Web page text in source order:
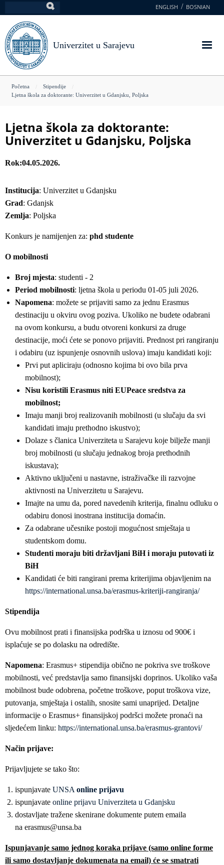
na
glavni
sadržaj
ENGLISH BOSNIAN
Univerzitet u Sarajevu
You
Početna
Stipendije
Ljetna škola za doktorante: Univerzitet u Gdanjsku, Poljska
Ljetna škola za doktorante:
Univerzitet u Gdanjsku, Poljska
Rok 04.05.2026.
Institucija: Univerzitet u Gdanjsku
Grad: Gdanjsk
Zemlja: Poljska
Konkurs je namijenjen za: phd studente
O mobilnosti
Broj mjesta: studenti - 2
Period mobilnosti: ljetna škola u periodu 01-05 juli 2026.
Napomena: možete se prijaviti samo za jednu Erasmus
destinaciju u okviru ovog poziva. Ukoliko ne budete odabrani
na ovom konkursu, a budu otvoreni konkursi za druge
destinacije, moći ćete se ponovo prijaviti. Prednost pri rangiranju
i odabiru (uz ispunjenje osnovnih uslova) imaju kandidati koji:
Prvi put apliciraju (odnosno kojima bi ovo bila prva
mobilnost);
Nisu koristili Erasmus niti EUPeace sredstva za
mobilnost;
Imaju manji broj realizovanih mobilnosti (u slučaju da svi
kandidati imaju prethodno iskustvo);
Dolaze s članica Univerziteta u Sarajevu koje bilježe manji
broj mobilnosti (u slučaju jednakog broja prethodnih
iskustava);
Aktivno uključeni u nastavne, istraživačke ili razvojne
aktivnosti na Univerzitetu u Sarajevu.
Imajte na umu da, pored navedenih kriterija, finalnu odluku o
odabiru donosi inostrana institucija domaćin.
Za odabrane učesnike postoji mogućnost smještaja u
studentskom domu.
Studenti moraju biti državljani BiH i moraju putovati iz
BiH
Kandidati će biti rangirani prema kriterijima objavljenim na
https://international.unsa.ba/erasmus-kriteriji-rangiranja/
Stipendija
Ovu mobilnost prati i finansijska podrška u iznosu od 900€ i
isplaćuje se po dolasku na odredište.
Napomena: Erasmus+ stipendija obično ne pokriva sve troškove
mobilnosti, već predstavlja samo finansijski doprinos. Ukoliko vaša
mobilnost bude odobrena, početne troškove, poput troškova vize,
putovanja, smještaja i ostalih, snosite sami unaprijed. Detaljne
informacije o Erasmus+ finansijskoj podršci možete pronaći na
sljedećem linku: https://international.unsa.ba/erasmus-grantovi/
Način prijave:
Prijavljujete se tako što:
ispunjavate UNSA online prijavu
ispunjavate online prijavu Univerziteta u Gdanjsku
dostavljate tražene skenirane dokumente putem emaila
na erasmus@unsa.ba
Ispunjavanje samo jednog koraka prijave (samo online forme
ili samo dostavljanje dokumenata na email) će se smatrati